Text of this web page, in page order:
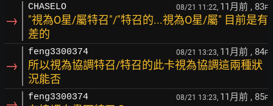
→
CHASELO 08/21 11:22, 11月前 , 83F
"視為O星/屬特召"/"特召的...視為O星/屬" 目前是有
差的
→
feng3300374 08/21 13:23, 11月前 , 84F
所以視為協調特召/特召的此卡視為協調這兩種狀
況能否
feng3300374 08/21 13:23, 11月前 , 85F